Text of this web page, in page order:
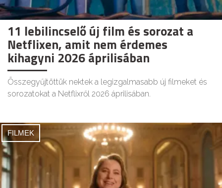
11 lebilincselő új film és sorozat a
Netflixen, amit nem érdemes
kihagyni 2026 áprilisában
Összegyűjtöttük nektek a legizgalmasabb új filmeket és
sorozatokat a Netflixről 2026 áprilisában.
FILMEK